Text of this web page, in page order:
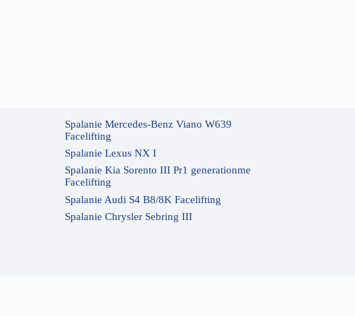
Spalanie Mercedes-Benz Viano W639
Facelifting
Spalanie Lexus NX I
Spalanie Kia Sorento III Pr1 generationme
Facelifting
Spalanie Audi S4 B8/8K Facelifting
Spalanie Chrysler Sebring III